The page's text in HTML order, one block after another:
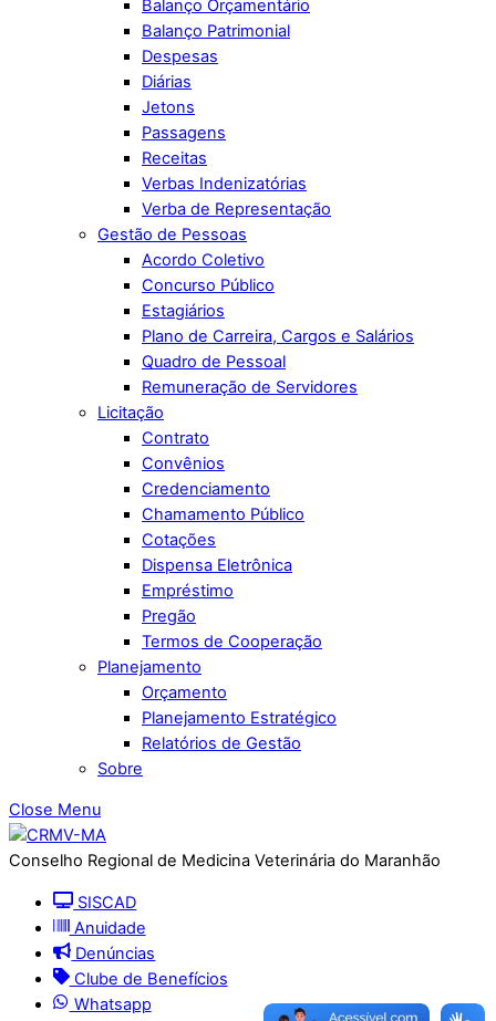
Balanço Orçamentário
Balanço Patrimonial
Despesas
Diárias
Jetons
Passagens
Receitas
Verbas Indenizatórias
Verba de Representação
Gestão de Pessoas
Acordo Coletivo
Concurso Público
Estagiários
Plano de Carreira, Cargos e Salários
Quadro de Pessoal
Remuneração de Servidores
Licitação
Contrato
Convênios
Credenciamento
Chamamento Público
Cotações
Dispensa Eletrônica
Empréstimo
Pregão
Termos de Cooperação
Planejamento
Orçamento
Planejamento Estratégico
Relatórios de Gestão
Sobre
Close Menu
Conselho Regional de Medicina Veterinária do Maranhão
SISCAD
Anuidade
Denúncias
Clube de Benefícios
Whatsapp